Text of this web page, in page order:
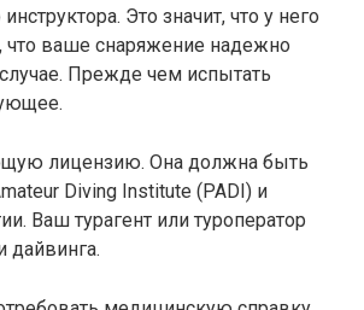
Это значит, что у него
что ваше снаряжение надежно
Прежде чем испытать
лицензию. Она должна быть
Diving Institute (PADI) и
Ваш турагент или туроператор